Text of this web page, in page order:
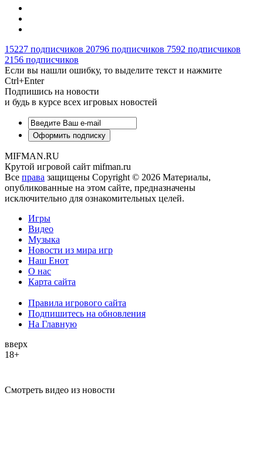
15227 подписчиков 20796 подписчиков 7592 подписчиков
2156 подписчиков
Если вы нашли ошибку, то выделите текст и нажмите
Ctrl+Enter
Подпишись на новости
и будь в курсе всех игровых новостей
MIFMAN.RU
Крутой игровой сайт mifman.ru
Все права защищены Copyright © 2026 Материалы,
опубликованные на этом сайте, предназначены
исключительно для ознакомительных целей.
Игры
Видео
Музыка
Новости из мира игр
Наш Енот
О нас
Карта сайта
Правила игрового сайта
Подпишитесь на обновления
На Главную
вверх
18+
Смотреть видео из новости